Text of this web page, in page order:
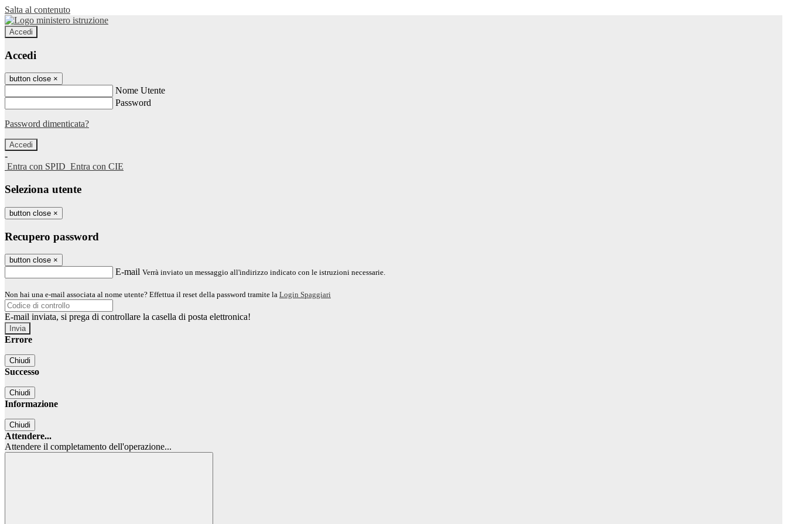
Salta al contenuto
Accedi
Accedi
button close ×
Nome Utente
Password
Password dimenticata?
-
Entra con SPID Entra con CIE
Seleziona utente
button close ×
Recupero password
button close ×
E-mail Verrà inviato un messaggio all'indirizzo indicato con le istruzioni necessarie.
Non hai una e-mail associata al nome utente? Effettua il reset della password tramite la Login Spaggiari
E-mail inviata, si prega di controllare la casella di posta elettronica!
Errore
Chiudi
Successo
Chiudi
Informazione
Chiudi
Attendere...
Attendere il completamento dell'operazione...